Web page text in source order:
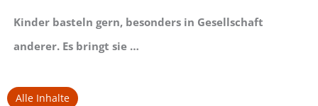
Kinder basteln gern, besonders in Gesellschaft
anderer. Es bringt sie …
Alle Inhalte